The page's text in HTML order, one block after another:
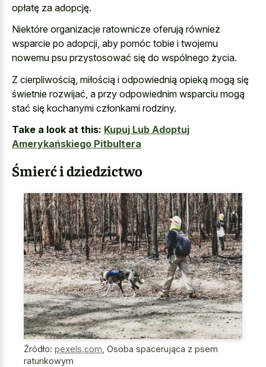
opłatę za adopcję.
Niektóre organizacje ratownicze oferują również
wsparcie po adopcji, aby pomóc tobie i twojemu
nowemu psu przystosować się do wspólnego życia.
Z cierpliwością, miłością i odpowiednią opieką mogą się
świetnie rozwijać, a przy odpowiednim wsparciu mogą
stać się kochanymi członkami rodziny.
Take a look at this: Kupuj Lub Adoptuj
Amerykańskiego Pitbultera
Śmierć i dziedzictwo
Źródło: pexels.com, Osoba spacerująca z psem
ratunkowym